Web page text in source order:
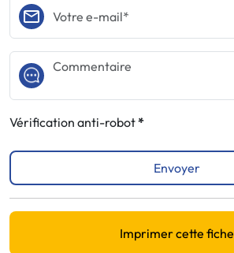
Vérification anti-robot
Envoyer
Imprimer cette fiche